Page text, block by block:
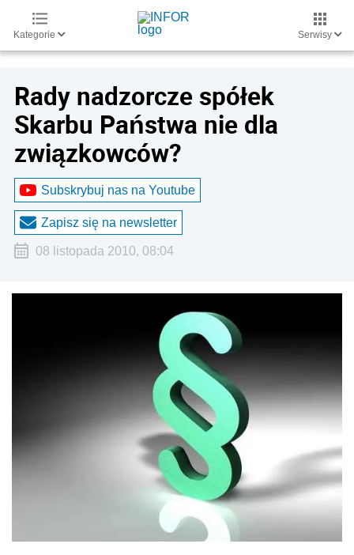
Kategorie Serwisy
Rady nadzorcze spółek
Skarbu Państwa nie dla
związkowców?
Subskrybuj nas na Youtube
Zapisz się na newsletter
08 listopada 2010, 08:04